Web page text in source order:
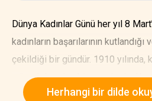
Dünya Kadınlar Günü her yıl 8
kadınların başarılarının
çekildiği bir gündür. 1910 yılında,
mücadele eden bir grup kadın
Kadınlar Konferansı’nda bir araya
Herhangi bir dilde